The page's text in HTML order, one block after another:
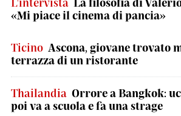
«Mi piace il cinema di pancia»
Ticino Ascona, giovane trovato
terrazza di un ristorante
Thailandia Orrore a Bangkok:
poi va a scuola e fa una strage